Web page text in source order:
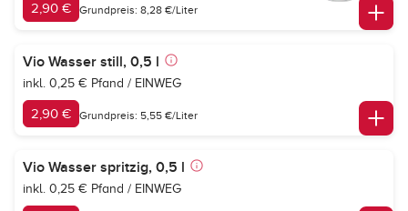
2,90 € Grundpreis: 8,28 €/Liter
Vio Wasser still, 0,5 l
inkl. 0,25 € Pfand / EINWEG
2,90 € Grundpreis: 5,55 €/Liter
Vio Wasser spritzig, 0,5 l
inkl. 0,25 € Pfand / EINWEG